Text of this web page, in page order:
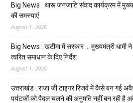
Big News : थारू जनजाति संवाद कार्यक्रम में
की समस्याएं
August 1, 2026
Big News : खटीमा में सरकार … मुख्यमंत्री धामी
त्वरित समाधान के दिए निर्देश
August 1, 2026
उत्तराखंड : राजा जी टाइगर रिजर्व में कैसे बन गई
पर्यटकों को पैदल चलने की अनुमति नहीं बन रही है